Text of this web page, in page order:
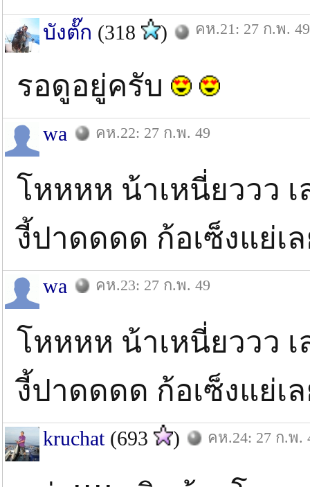
บังตั๊ก (318 ) คห.21: 27 ก.พ. 49
รอดูอยู่ครับ
wa คห.22: 27 ก.พ. 49
โหหหห น้าเหนี่ยววว
งี้ปาดดดด ก้อเซ็งแย่
wa คห.23: 27 ก.พ. 49
โหหหห น้าเหนี่ยววว
งี้ปาดดดด ก้อเซ็งแย่
kruchat(693 ) คห.24: 27 ก.พ.